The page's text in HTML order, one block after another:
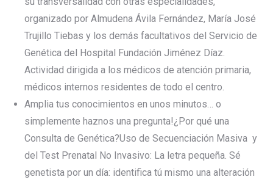
organizado por Almudena Ávila Fernández, María José
Trujillo Tiebas y los demás facultativos del Servicio de
Genética del Hospital Fundación Jiménez Díaz.
Actividad dirigida a los médicos de atención primaria,
médicos internos residentes de todo el centro.
Amplia tus conocimientos en unos minutos… o
simplemente haznos una pregunta!¿Por qué una
Consulta de Genética?Uso de Secuenciación Masiva y
del Test Prenatal No Invasivo: La letra pequeña. Sé
genetista por un día: identifica tú mismo una alteración